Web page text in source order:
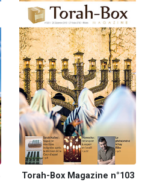
Torah-Box Magazine n°103